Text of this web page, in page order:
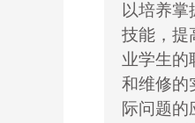
以培养
技能，提
业学生的
和维修的
际问题的